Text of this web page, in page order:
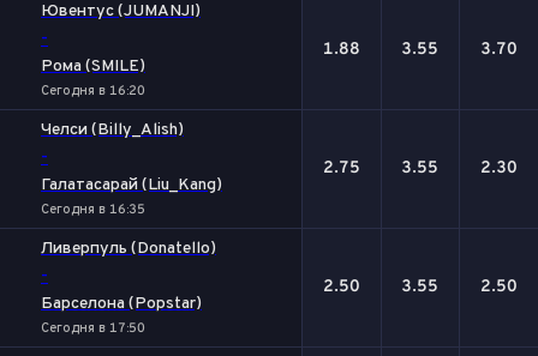
Ювентус (JUMANJI)
-
Рома (SMILE)
Сегодня в 16:20
1.88 3.55 3.70
Челси (Billy_Alish)
-
Галатасарай (Liu_Kang)
Сегодня в 16:35
2.75 3.55 2.30
Ливерпуль (Donatello)
-
Барселона (Popstar)
Сегодня в 17:50
2.50 3.55 2.50